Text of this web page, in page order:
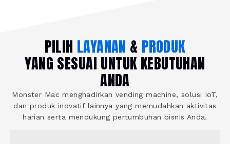
PILIH LAYANAN & PRODUK
YANG SESUAI UNTUK KEBUTUHAN
ANDA
Monster Mac menghadirkan vending machine, solusi IoT,
dan produk inovatif lainnya yang memudahkan aktivitas
harian serta mendukung pertumbuhan bisnis Anda.